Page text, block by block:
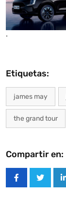
.
Etiquetas:
james may
the grand tour
Compartir en: